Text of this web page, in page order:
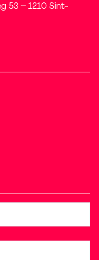
53 – 1210 Sint-